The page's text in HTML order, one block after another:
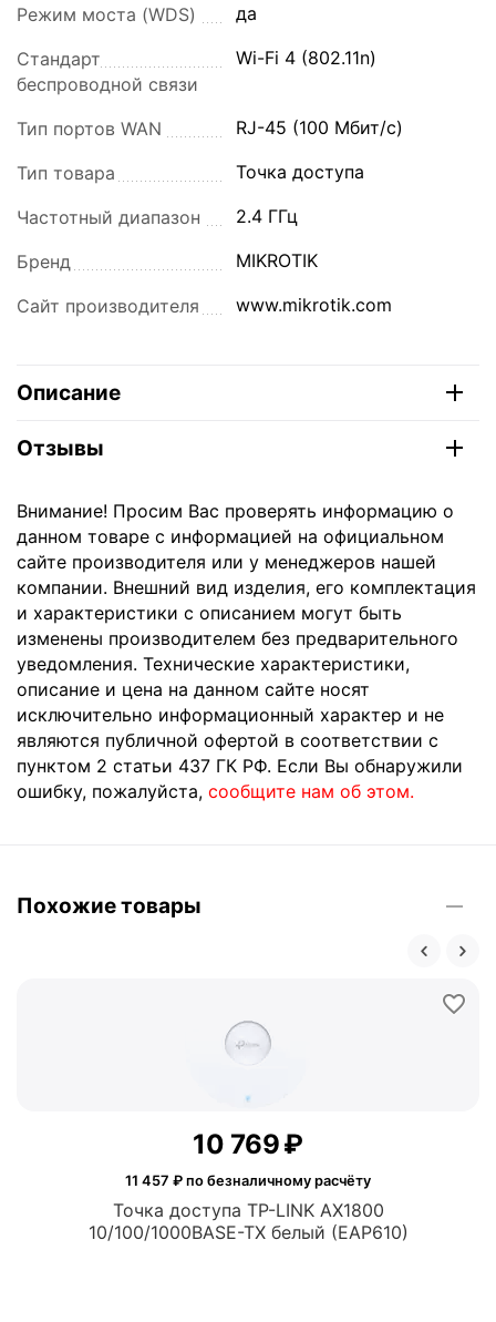
Режим моста (WDS) да
Стандарт
беспроводной связи
Wi-Fi 4 (802.11n)
Тип портов WAN RJ-45 (100 Мбит/с)
Тип товара Точка доступа
Частотный диапазон 2.4 ГГц
Бренд MIKROTIK
Сайт производителя www.mikrotik.com
Описание
Отзывы
Внимание! Просим Вас проверять информацию о
данном товаре с информацией на официальном
сайте производителя или у менеджеров нашей
компании. Внешний вид изделия, его комплектация
и характеристики с описанием могут быть
изменены производителем без предварительного
уведомления. Технические характеристики,
описание и цена на данном сайте носят
исключительно информационный характер и не
являются публичной офертой в соответствии с
пунктом 2 статьи 437 ГК РФ. Если Вы обнаружили
ошибку, пожалуйста, сообщите нам об этом.
Похожие товары
Точка доступа TP-LINK AX1800
10/100/1000BASE-TX белый (EAP610)
10 769₽
11 457 ₽ по безналичному расчёту